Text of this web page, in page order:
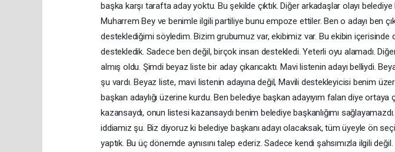
başka karşı tarafta aday yoktu. Bu şekilde çıktık. Diğer arkadaşlar olayı belediye
Muharrem Bey ve benimle ilgili partiliye bunu empoze ettiler. Ben o adayı ben
desteklediğimi söyledim. Bizim grubumuz var, ekibimiz var. Bu ekibin içerisinde
destekledik. Sadece ben değil, birçok insan destekledi. Yeterli oyu alamadı.
almış oldu. Şimdi beyaz liste bir aday çıkarıcaktı. Mavi listenin adayı belliydi.
şu vardı. Beyaz liste, mavi listenin adayına değil, Mavili destekleyicisi benim
başkan adaylığı üzerine kurdu. Ben belediye başkan adayıyım falan diye ortaya
kazansaydı, onun listesi kazansaydı benim belediye başkanlığımı
iddiamız şu. Biz diyoruz ki belediye başkanı adayı olacaksak, tüm üyeyle ön
yaptık. Bu üç dönemde aynısını talep ederiz. Sadece kendi şahsımızla ilgili